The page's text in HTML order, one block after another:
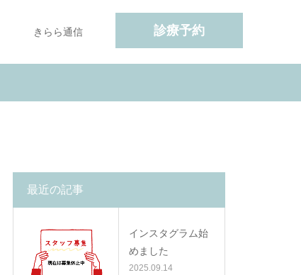
診療予約
きらら通信
最近の記事
インスタグラム始
めました
2025.09.14